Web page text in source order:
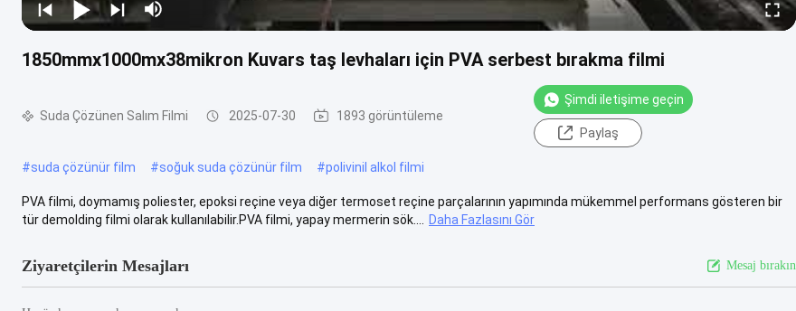
1850mmx1000mx38mikron Kuvars taş levhaları için PVA serbest bırakma filmi
Suda Çözünen Salım Filmi 2025-07-30 1893 görüntüleme
Şimdi iletişime geçin
Paylaş
#suda çözünür film #soğuk suda çözünür film #polivinil alkol filmi
PVA filmi, doymamış poliester, epoksi reçine veya diğer termoset reçine parçalarının yapımında mükemmel performans gösteren bir
tür demolding filmi olarak kullanılabilir.PVA filmi, yapay mermerin sök....
Daha Fazlasını Gör
Ziyaretçilerin Mesajları Mesaj bırakın